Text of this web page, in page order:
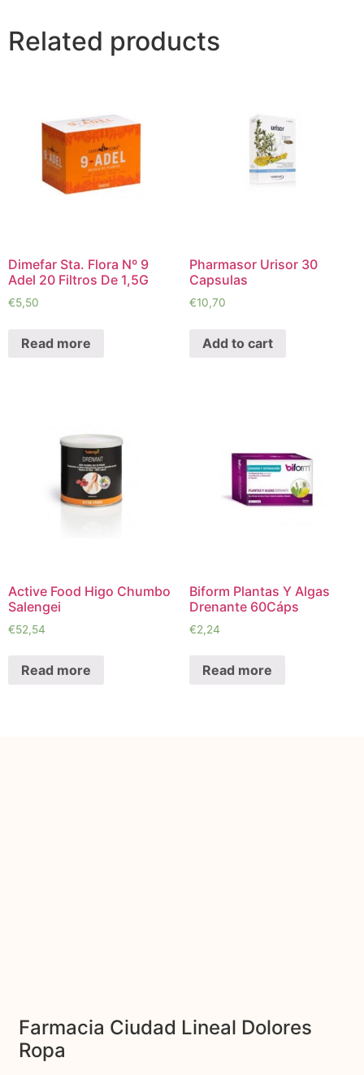
Related products
Dimefar Sta. Flora Nº 9
Adel 20 Filtros De 1,5G
€5,50
Read more
Pharmasor Urisor 30
Capsulas
€10,70
Add to cart
Active Food Higo Chumbo
Salengei
€52,54
Read more
Biform Plantas Y Algas
Drenante 60Cáps
€2,24
Read more
Farmacia Ciudad Lineal Dolores
Ropa